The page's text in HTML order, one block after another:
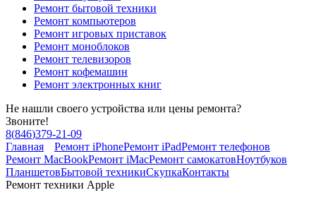
Ремонт бытовой техники
Ремонт компьютеров
Ремонт игровых приставок
Ремонт моноблоков
Ремонт телевизоров
Ремонт кофемашин
Ремонт электронных книг
Не нашли своего устройства или цены ремонта?
Звоните!
8(846)379-21-09
Главная
Ремонт iPhoneРемонт iPadРемонт телефонов
Ремонт MacBookРемонт iMacРемонт самокатовНоутбуков
ПланшетовБытовой техникиСкупкаКонтакты
Ремонт техники Apple